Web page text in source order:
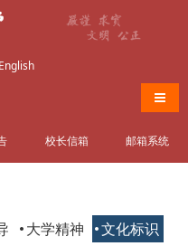
English
导航
校长信箱 邮箱系统
大学精神
文化标识